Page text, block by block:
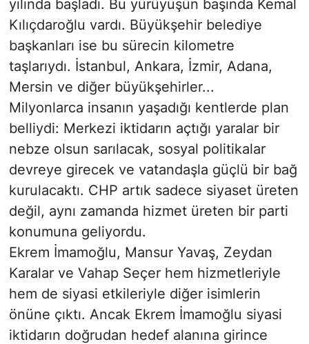
yılında başladı. Bu yürüyüşün başında Kemal
Kılıçdaroğlu vardı. Büyükşehir belediye
başkanları ise bu sürecin kilometre
taşlarıydı. İstanbul, Ankara, İzmir, Adana,
Mersin ve diğer büyükşehirler...
Milyonlarca insanın yaşadığı kentlerde plan
belliydi: Merkezi iktidarın açtığı yaralar bir
nebze olsun sarılacak, sosyal politikalar
devreye girecek ve vatandaşla güçlü bir bağ
kurulacaktı. CHP artık sadece siyaset üreten
değil, aynı zamanda hizmet üreten bir parti
konumuna geliyordu.
Ekrem İmamoğlu, Mansur Yavaş, Zeydan
Karalar ve Vahap Seçer hem hizmetleriyle
hem de siyasi etkileriyle diğer isimlerin
önüne çıktı. Ancak Ekrem İmamoğlu siyasi
iktidarın doğrudan hedef alanına girince
YEREL HABER
Haberde insan
Tanıtım